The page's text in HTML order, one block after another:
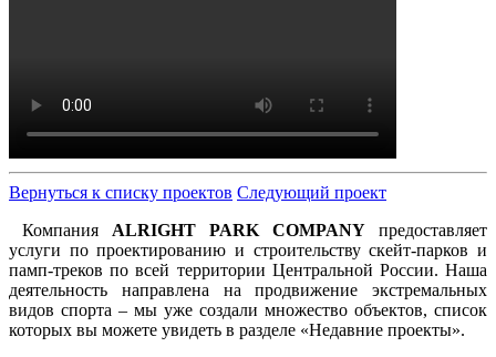
Вернуться к списку проектов Следующий проект
Компания ALRIGHT PARK COMPANY предоставляет
услуги попроектированию и строительству скейт-парков и
памп-треков по всей территории Центральной России. Наша
деятельность направлена на продвижение экстремальных
видов спорта – мы уже создали множество объектов, список
которых вы можете увидеть в разделе «Недавние проекты».